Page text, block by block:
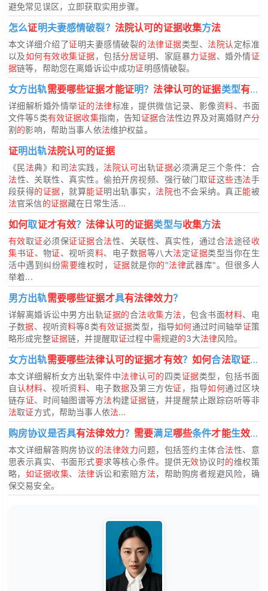
避免常见误区，立即获取实用步骤。
怎么证明夫妻感情破裂？ 法院认可的证据收集方法
本文详细介绍了证明夫妻感情破裂的法律证据类型、 法院认 定标准
以及如何有效收集证据，包括分居证明、家庭暴力证据、婚外情证
据链等，帮助您在离婚诉讼中成功证明感情破裂。
女方出轨需要哪些证据才能证明？法律认可的证据类型有哪些
详细解析婚外情举证的法律标准，提供微信记录、影像资料、书面
文件等5类有效证据收集指南，告知证据合法性边界及对离婚财产分
割 的影响，帮助当事人依法维护权益。
证明出轨法院认可的证据
《民法典》和司法实践， 法院认可出轨证据必须满足三个条件：合
法性、关联性、真实性。偷拍开房视频、强行破门取证这些违法手
段获得的证据，就算能证明出轨事实， 法院也不会采纳。真正能被
法官采信的证据藏在日常生活...
如何取证才有效？法律认可的证据类型与收集方法
有效取证必须保证证据合法性、关联性、真实性，通过合法途径收
集书证、物证、视听资料、电子数据等八大法定证据类型当你在生
活中遇到纠纷需要维权时， 证据就是你的"法律武器库"。但很多人
举着...
男方出轨需要哪些证据才具有法律效力？
详解离婚诉讼中男方出轨证据的合法收集方法，包含书面材料、电
子数据、视听资料等8类有效证据类型，指导如何通过时间轴举证策
略形成完整证据链，并提醒取证过程中需规避的3大法律风险。
女方出轨需要哪些法律认可的证据才有效？如何合法取证？
本文详细解析女方出轨案件中法律认可的四类证据类型，包括书面
自认材料、视听资料、电子数据及第三方佐证，指导如何通过区块
链存证、时间轴图谱等方法构建证据链，并提醒禁止跟踪窃听等非
法取证方式，帮助当事人依法...
购房协议是否具有法律效力？ 需要满足哪些条件才能生效？
本文详细解答购房协议的法律效力问题，包括签约主体合法性、意
思表示真实、书面形式要求等核心条件。提供无效协议时的维权策
略， 如证据收集、 法律诉讼和索赔方法，帮助购房者规避风险，确
保交易安全。